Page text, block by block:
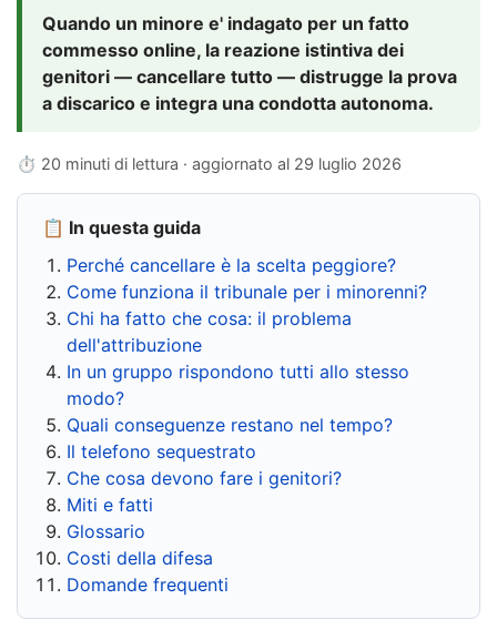
Quando un minore e' indagato per un fatto
commesso online, la reazione istintiva dei
genitori — cancellare tutto — distrugge la prova
a discarico e integra una condotta autonoma.
⏱ 20 minuti di lettura · aggiornato al 29 luglio 2026
📋 In questa guida
Perché cancellare è la scelta peggiore?
Come funziona il tribunale per i minorenni?
Chi ha fatto che cosa: il problema
dell'attribuzione
In un gruppo rispondono tutti allo stesso
modo?
Quali conseguenze restano nel tempo?
Il telefono sequestrato
Che cosa devono fare i genitori?
Miti e fatti
Glossario
Costi della difesa
Domande frequenti